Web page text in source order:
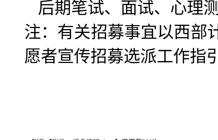
后期笔试、面试、心理
注：有关招募事宜以西部
愿者宣传招募选派工作指